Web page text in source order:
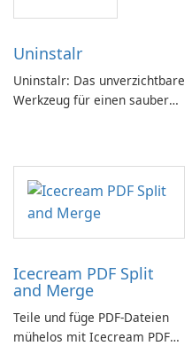
Uninstalr
Uninstalr: Das unverzichtbare
Werkzeug für einen sauberen
Icecream PDF Split
and Merge
Teile und füge PDF-Dateien
mühelos mit Icecream PDF